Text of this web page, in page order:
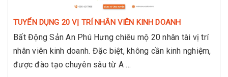
TUYỂN DỤNG 20 VỊ TRÍ NHÂN VIÊN KINH DOANH
Bất Động Sản An Phú Hưng chiêu mộ 20 nhân tài vị trí
nhân viên kinh doanh. Đặc biệt, không cần kinh nghiệm,
được đào tạo chuyên sâu từ A ...